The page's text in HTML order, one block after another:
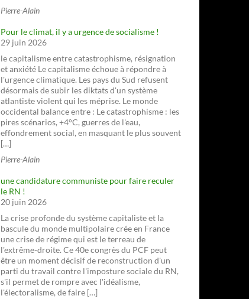
Pierre-Alain
Pour le climat, il y a urgence de socialisme !
29 juin 2026
le capitalisme entre catastrophisme, résignation
et anxiété Le capitalisme échoue à répondre à
l'urgence climatique. Les pays du Sud refusent
désormais de subir les diktats d'un système
atlantiste violent qui les méprise. Le monde
occidental balance entre : Le catastrophisme : les
pires scénarios, +4°C, guerres de l'eau,
effondrement social, en masquant le plus souvent
[…]
Pierre-Alain
une candidature communiste pour faire reculer
le RN !
20 juin 2026
La crise profonde du système capitaliste et la
bascule du monde multipolaire crée en France
une crise de régime qui est le terreau de
l'extrême-droite. Ce 40e congrès du PCF peut
être un moment décisif de reconstruction d'un
parti du travail contre l'imposture sociale du RN,
s'il permet de rompre avec l'idéalisme,
l'électoralisme, de faire […]